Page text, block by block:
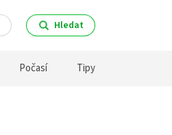
Hledat
Počasí Tipy